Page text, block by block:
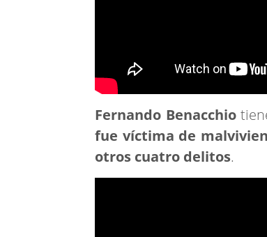
Fernando Benacchio
fue víctima de
otros cuatro delitos.